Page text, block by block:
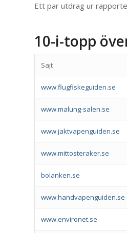
Ett par utdrag ur
10-i-topp
Sajt
www.flugfiskeguiden.se
www.malung-salen.se
www.jaktvapenguiden.se
www.mittosteraker.se
bolanken.se
www.handvapenguiden.se
www.environet.se